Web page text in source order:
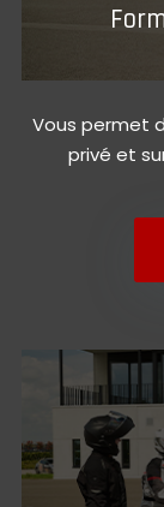
Vous permet
privé et